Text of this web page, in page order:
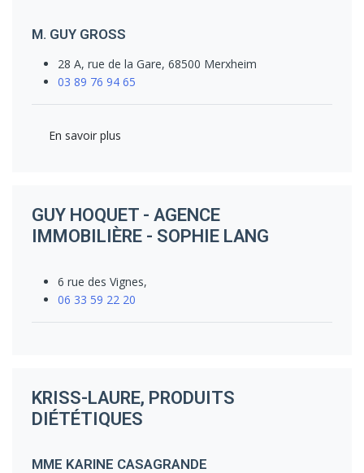
M. GUY GROSS
28 A, rue de la Gare, 68500 Merxheim
03 89 76 94 65
En savoir plus
GUY HOQUET - AGENCE
IMMOBILIÈRE - SOPHIE LANG
6 rue des Vignes,
06 33 59 22 20
KRISS-LAURE, PRODUITS
DIÉTÉTIQUES
MME KARINE CASAGRANDE